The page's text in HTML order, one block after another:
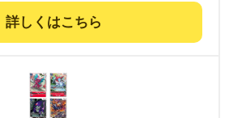
詳しくはこちら